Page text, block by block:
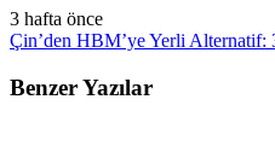
3 hafta önce
Çin’den HBM’ye Yerli
Benzer Yazılar